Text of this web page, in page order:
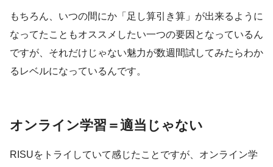
もちろん、いつの間にか「足し算引き算」が出来るように
なってたこともオススメしたい一つの要因となっているん
ですが、それだけじゃない魅力が数週間試してみたらわか
るレベルになっているんです。
オンライン学習＝適当じゃない
RISUをトライしていて感じたことですが、オンライン学